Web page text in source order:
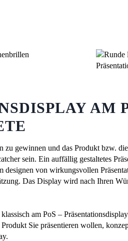
AM
gewinnen und das Produkt bzw.
sein. Ein auffällig gestaltetes
von wirkungsvollen
Das Display wird nach Ihren
am PoS –
Sie präsentieren wollen,